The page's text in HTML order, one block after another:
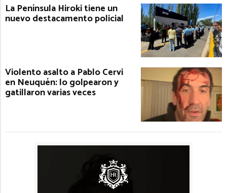
La Península Hiroki tiene un
nuevo destacamento policial
Violento asalto a Pablo Cervi
en Neuquén: lo golpearon y
gatillaron varias veces